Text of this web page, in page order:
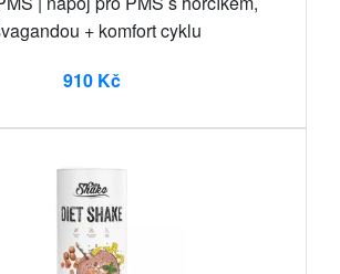
+ komfort cyklu
910 Kč